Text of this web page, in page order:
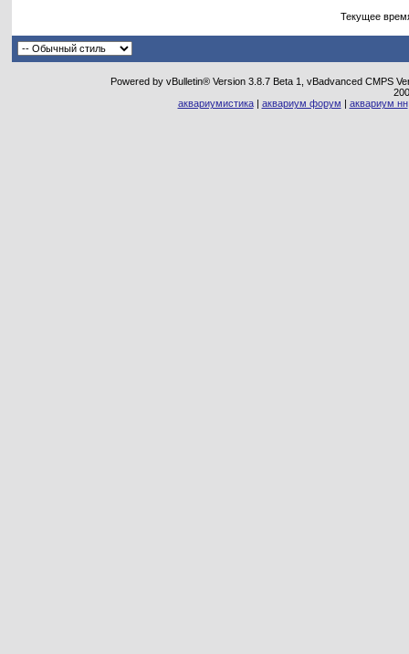
Текущее
Powered by vBulletin® Version 3.8.7 Beta 1, vBadvanced CMPS
аквариумистика| аквариум форум | аквариум нн